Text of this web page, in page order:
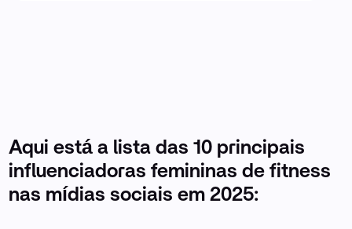
Aqui está a lista das 10 principais
influenciadoras femininas de fitness
nas mídias sociais em 2025: